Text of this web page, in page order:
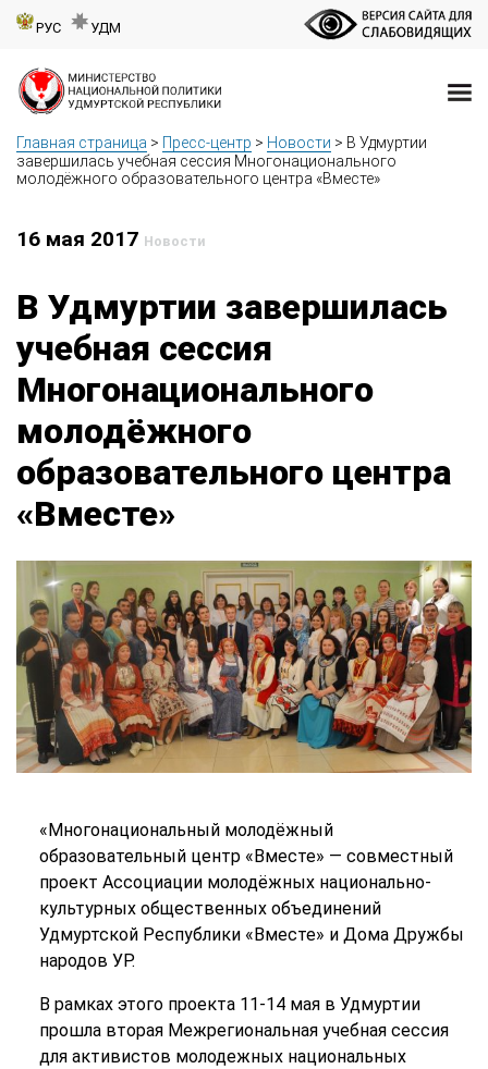
РУС УДМ
Главная страница > Пресс-центр > Новости > В Удмуртии
завершилась учебная сессия Многонационального
молодёжного образовательного центра «Вместе»
16 мая 2017 Новости
В Удмуртии завершилась
учебная сессия
Многонационального
молодёжного
образовательного центра
«Вместе»
«Многонациональный молодёжный
образовательный центр «Вместе» — совместный
проект Ассоциации молодёжных национально-
культурных общественных объединений
Удмуртской Республики «Вместе» и Дома Дружбы
народов УР.
В рамках этого проекта 11-14 мая в Удмуртии
прошла вторая Межрегиональная учебная сессия
для активистов молодежных национальных